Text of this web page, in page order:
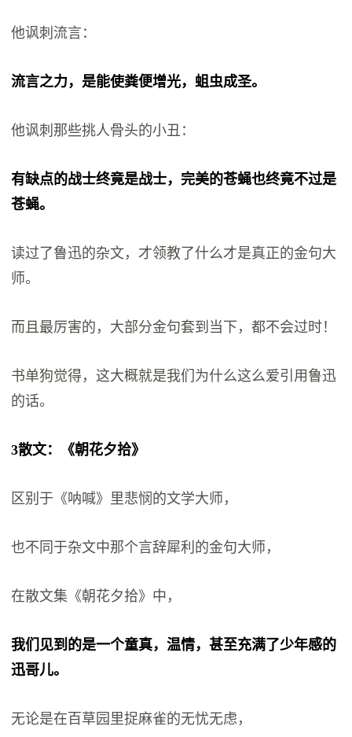
他讽刺流言：
流言之力，是能使粪便增光，蛆虫成圣。
他讽刺那些挑人骨头的小丑：
有缺点的战士终竟是战士，完美的苍蝇也终竟不过是
苍蝇。
读过了鲁迅的杂文，才领教了什么才是真正的金句大
师。
而且最厉害的，大部分金句套到当下，都不会过时！
书单狗觉得，这大概就是我们为什么这么爱引用鲁迅
的话。
3散文：《朝花夕拾》
区别于《呐喊》里悲悯的文学大师，
也不同于杂文中那个言辞犀利的金句大师，
在散文集《朝花夕拾》中，
我们见到的是一个童真，温情，甚至充满了少年感的
迅哥儿。
无论是在百草园里捉麻雀的无忧无虑，